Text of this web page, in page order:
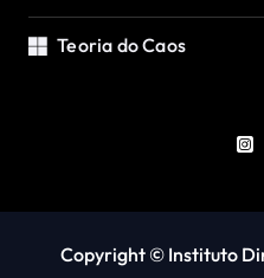
Teoria do Caos
Copyright © Instituto